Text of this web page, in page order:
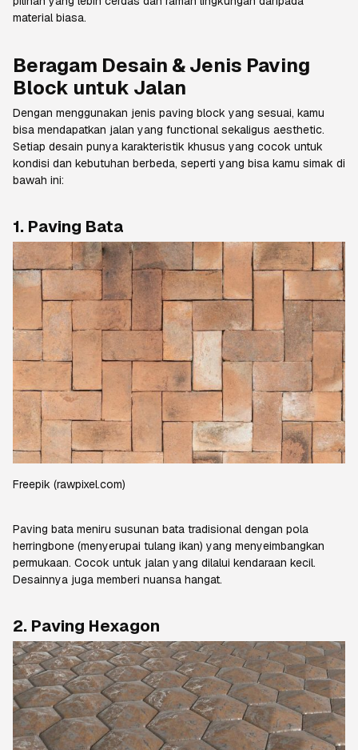
material biasa.
Beragam Desain & Jenis Paving
Block untuk Jalan
Dengan menggunakan jenis paving block yang sesuai, kamu
bisa mendapatkan jalan yang functionalsekaligus aesthetic.
Setiap desain punya karakteristik khusus yang cocok untuk
kondisi dan kebutuhan berbeda, seperti yang bisa kamu simak di
bawah ini:
1. Paving Bata
Freepik (rawpixel.com)
Paving bata meniru susunan bata tradisional dengan pola
herringbone (menyerupai tulang ikan) yang menyeimbangkan
permukaan. Cocok untuk jalan yang dilalui kendaraan kecil.
Desainnya juga memberi nuansa hangat.
2. Paving Hexagon